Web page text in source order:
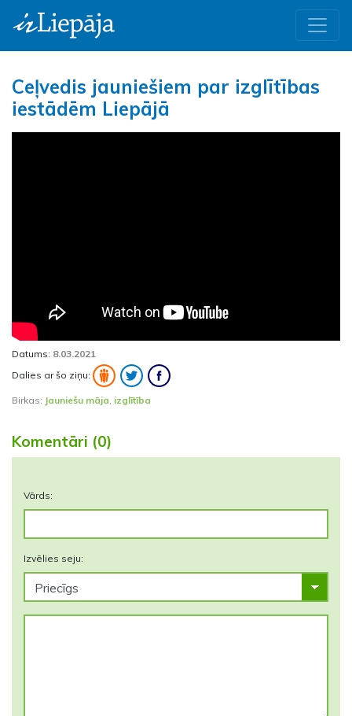
Ceļvedis jauniešiem par izglītības
iestādēm Liepājā
Datums: 8.03.2021
Dalies ar šo ziņu:
Birkas: Jauniešu māja izglītība
Komentāri (0)
Vārds:
Izvēlies seju: